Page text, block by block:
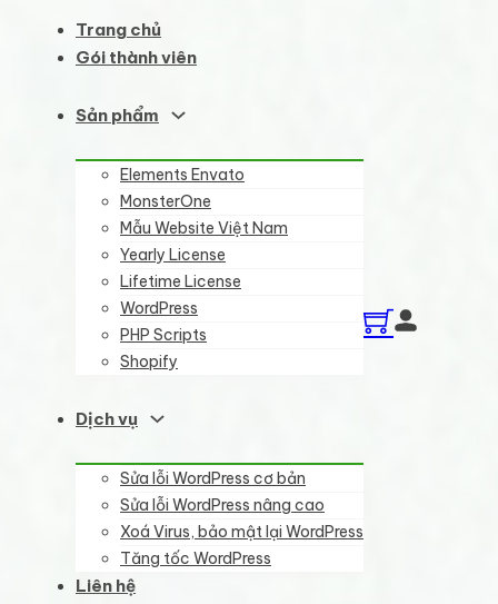
Trang chủ
Gói thành viên
Sản phẩm
Elements Envato
MonsterOne
Mẫu Website Việt Nam
Yearly License
Lifetime License
WordPress
PHP Scripts
Shopify
Dịch vụ
Sửa lỗi WordPress cơ bản
Sửa lỗi WordPress nâng cao
Xoá Virus, bảo mật lại WordPress
Tăng tốc WordPress
Liên hệ